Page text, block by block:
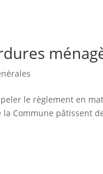
le règlement en
Commune pâtissent